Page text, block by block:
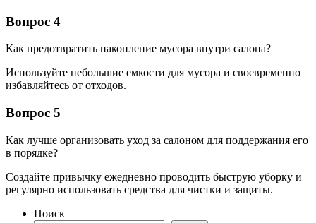
Вопрос 4
Как предотвратить накопление мусора внутри салона?
Используйте небольшие емкости для мусора и своевременно
избавляйтесь от отходов.
Вопрос 5
Как лучше организовать уход за салоном для поддержания его
в порядке?
Создайте привычку ежедневно проводить быструю уборку и
регулярно использовать средства для чистки и защиты.
Поиск